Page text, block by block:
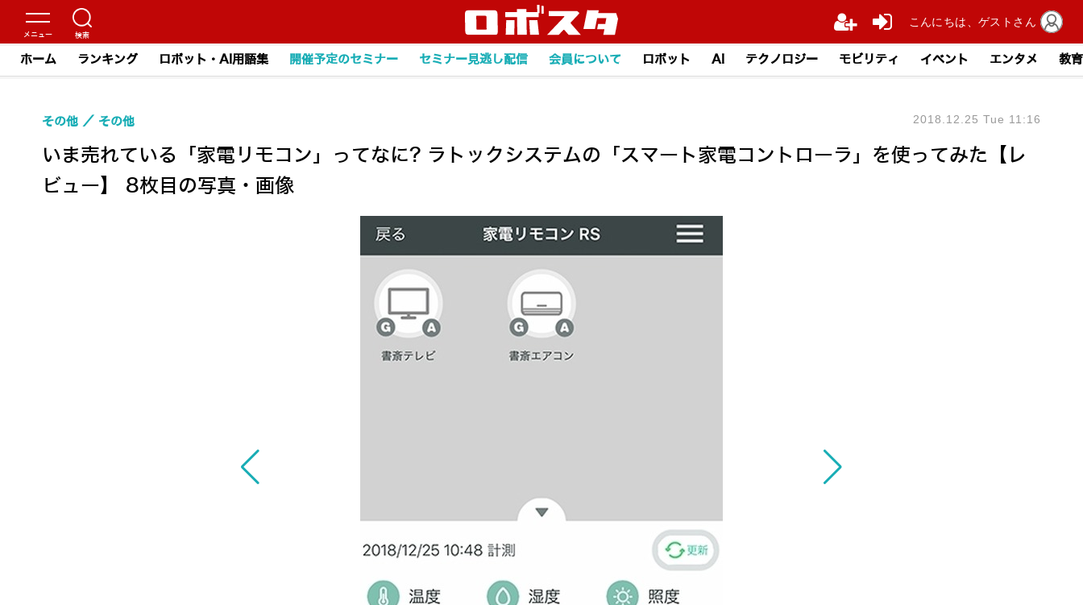
ホーム ランキング ロボット・AI用語集 開催予定のセミナー セミナー見逃し配信 会員について ロボット AI テクノロジー モビリティ イベント エンタメ 教育
いま売れている「家電リモコン」ってなに? ラトックシステムの「スマート家電コントローラ」を使ってみた【レ
ビュー】 8枚目の写真・画像
その他 その他 2018.12.25 Tue 11:16
こんにちは、ゲストさん